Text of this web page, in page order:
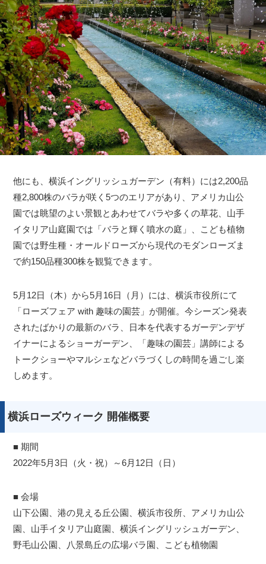
他にも、横浜イングリッシュガーデン（有料）には2,200品
種2,800株のバラが咲く5つのエリアがあり、アメリカ山公
園では眺望のよい景観とあわせてバラや多くの草花、山手
イタリア山庭園では「バラと輝く噴水の庭」、こども植物
園では野生種・オールドローズから現代のモダンローズま
で約150品種300株を観覧できます。
5月12日（木）から5月16日（月）には、横浜市役所にて
「ローズフェア with 趣味の園芸」が開催。今シーズン発表
されたばかりの最新のバラ、日本を代表するガーデンデザ
イナーによるショーガーデン、「趣味の園芸」講師による
トークショーやマルシェなどバラづくしの時間を過ごし楽
しめます。
横浜ローズウィーク 開催概要
■ 期間
2022年5月3日（火・祝）～6月12日（日）
■ 会場
山下公園、港の見える丘公園、横浜市役所、アメリカ山公
園、山手イタリア山庭園、横浜イングリッシュガーデン、
野毛山公園、八景島丘の広場バラ園、こども植物園